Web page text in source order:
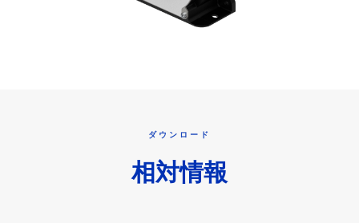
ダウンロード
相対情報